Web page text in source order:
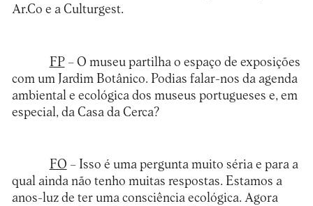
Ar.Co e a Culturgest.
FP– O museu partilha o espaço de exposições
com um Jardim Botânico. Podias falar-nos da agenda
ambiental e ecológica dos museus portugueses e, em
especial, da Casa da Cerca?
FO – Isso é uma pergunta muito séria e para a
qual ainda não tenho muitas respostas. Estamos a
anos-luz de ter uma consciência ecológica. Agora